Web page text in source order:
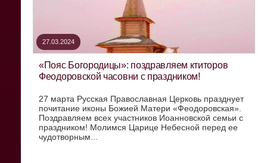
27.03.2024
«Пояс Богородицы»: поздравляем ктиторов
Феодоровской часовни с праздником!
27 марта Русская Православная Церковь празднует
почитание иконы Божией Матери «Феодоровская».
Поздравляем всех участников Иоанновской семьи с
праздником! Молимся Царице Небесной перед ее
чудотворным...